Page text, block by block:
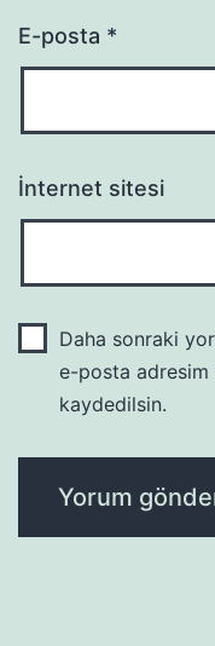
E-posta *
İnternet sitesi
Daha sonraki
e-posta adresim
kaydedilsin.